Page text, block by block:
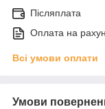
Післяплата
Оплата на
Всі умови оплати
Умови